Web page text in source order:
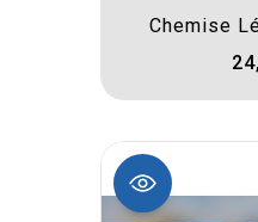
Chemise